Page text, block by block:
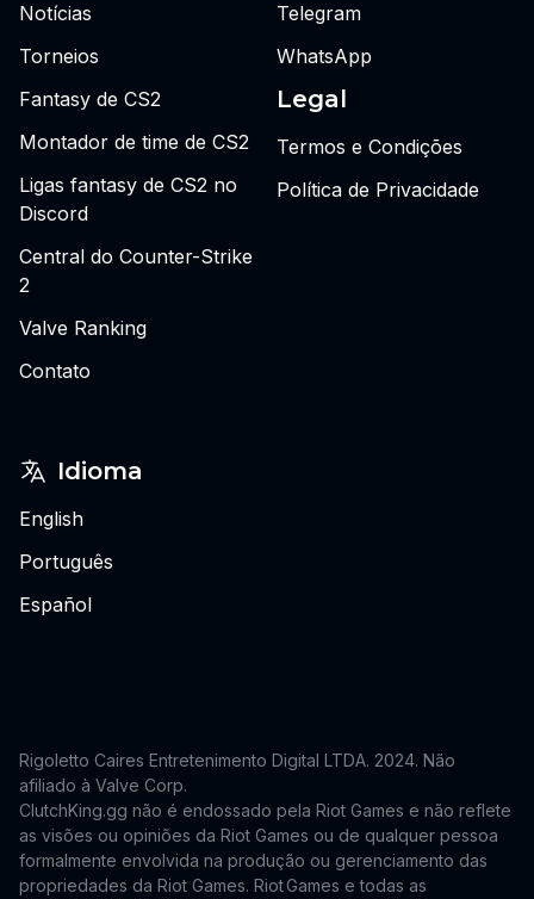
Notícias
Torneios
Fantasy de CS2
Montador de time de CS2
Ligas fantasy de CS2 no
Discord
Central do Counter-Strike
2
Valve Ranking
Contato
Telegram
WhatsApp
Legal
Termos e Condições
Política de Privacidade
Idioma
English
Português
Español
Rigoletto Caires Entretenimento Digital LTDA. 2024. Não
afiliado à Valve Corp.
ClutchKing.gg não é endossado pela Riot Games e não reflete
as visões ou opiniões da Riot Games ou de qualquer pessoa
formalmente envolvida na produção ou gerenciamento das
propriedades da Riot Games. Riot Games e todas as